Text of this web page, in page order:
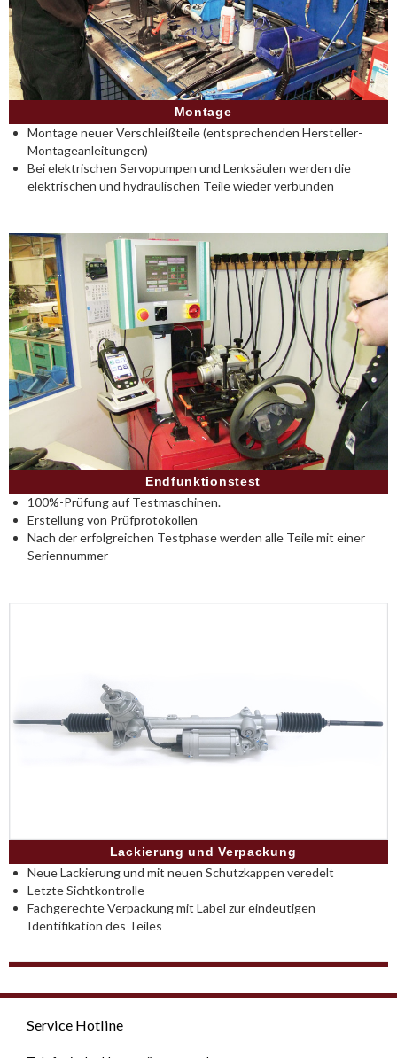
Montage
Montage neuer Verschleißteile (entsprechenden Hersteller-
Montageanleitungen)
Bei elektrischen Servopumpen und Lenksäulen werden die
elektrischen und hydraulischen Teile wieder verbunden
Endfunktionstest
100%-Prüfung auf Testmaschinen.
Erstellung von Prüfprotokollen
Nach der erfolgreichen Testphase werden alle Teile mit einer
Seriennummer
Lackierung und Verpackung
Neue Lackierung und mit neuen Schutzkappen veredelt
Letzte Sichtkontrolle
Fachgerechte Verpackung mit Label zur eindeutigen
Identifikation des Teiles
Service Hotline